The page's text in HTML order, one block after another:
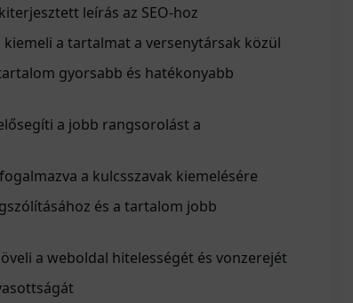
leírás az SEO-hoz
a tartalmat a versenytársak közül
gyorsabb és hatékonyabb
a jobb rangsorolást a
a kulcsszavak kiemelésére
és a tartalom jobb
a weboldal hitelességét és vonzerejét